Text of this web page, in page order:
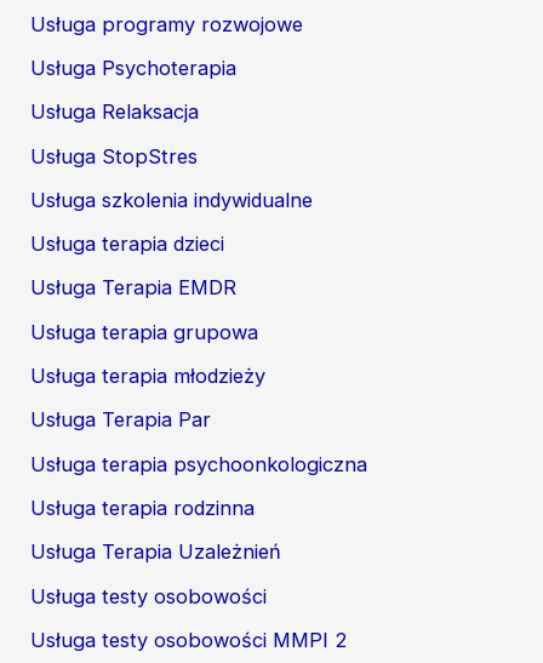
Usługa programy rozwojowe
Usługa Psychoterapia
Usługa Relaksacja
Usługa StopStres
Usługa szkolenia indywidualne
Usługa terapia dzieci
Usługa Terapia EMDR
Usługa terapia grupowa
Usługa terapia młodzieży
Usługa Terapia Par
Usługa terapia psychoonkologiczna
Usługa terapia rodzinna
Usługa Terapia Uzależnień
Usługa testy osobowości
Usługa testy osobowości MMPI 2